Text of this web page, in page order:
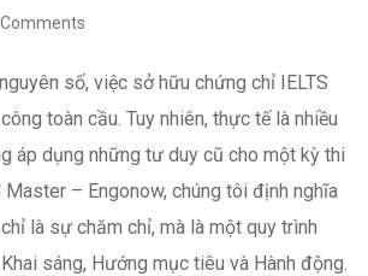
số, việc sở hữu chứng chỉ IELTS
toàn cầu. Tuy nhiên, thực tế là nhiều
áp dụng những tư duy cũ cho một kỳ thi
Master – Engonow, chúng tôi định nghĩa
là sự chăm chỉ, mà là một quy trình
sáng, Hướng mục tiêu và Hành động.